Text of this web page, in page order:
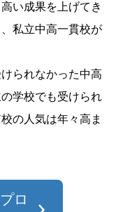
い成果を上げてき
私立中高一貫校が
られなかった中高
学校でも受けられ
の人気は年々高ま
ロ